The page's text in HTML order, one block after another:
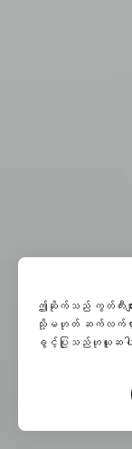
ဤဆိုက်သည် ကွတ်ကီးမျ
သို့မဟုတ် ဆက်လက်ရှာ
ခွင့်ပြုသည်ဟုယူဆပ